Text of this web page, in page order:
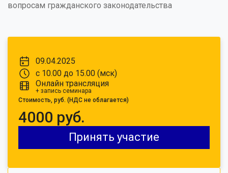
вопросам гражданского законодательства
09.04.2025
с 10.00 до 15.00 (мск)
Онлайн трансляция
+ запись семинара
Стоимость, руб. (НДС не облагается)
4000 руб.
Принять участие